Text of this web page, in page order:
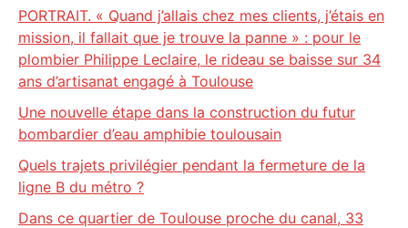
PORTRAIT. « Quand j’allais chez mes clients, j’étais en
mission, il fallait que je trouve la panne » : pour le
plombier Philippe Leclaire, le rideau se baisse sur 34
ans d’artisanat engagé à Toulouse
Une nouvelle étape dans la construction du futur
bombardier d’eau amphibie toulousain
Quels trajets privilégier pendant la fermeture de la
ligne B du métro ?
Dans ce quartier de Toulouse proche du canal, 33